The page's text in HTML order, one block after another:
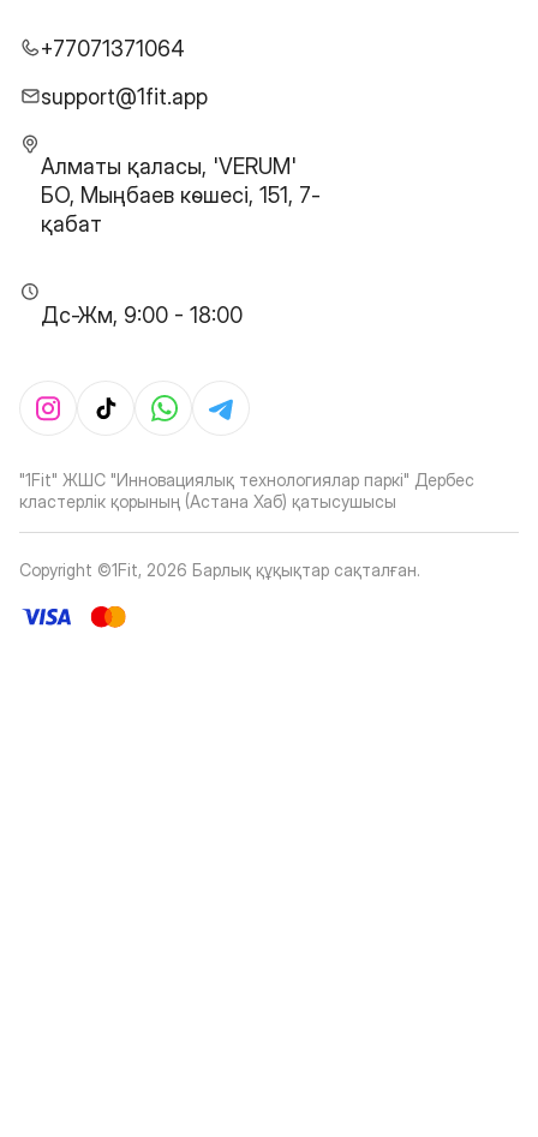
+77071371064
support@1fit.app
Алматы қаласы, 'VERUM'
БО, Мыңбаев көшесі, 151, 7-
қабат
Дс-Жм, 9:00 - 18:00
"1Fit" ЖШС "Инновациялық технологиялар паркі" Дербес
кластерлік қорының (Астана Хаб) қатысушысы
Copyright ©1Fit, 2026 Барлық құқықтар сақталған.